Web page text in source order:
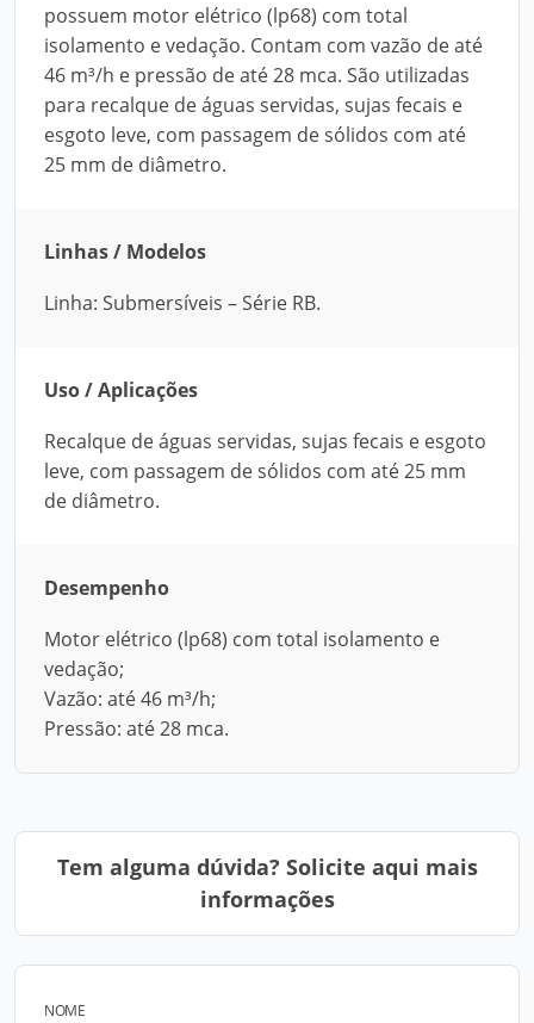
possuem motor elétrico (lp68) com total
isolamento e vedação. Contam com vazão de até
46 m³/h e pressão de até 28 mca. São utilizadas
para recalque de águas servidas, sujas fecais e
esgoto leve, com passagem de sólidos com até
25 mm de diâmetro.
Linhas / Modelos
Linha: Submersíveis – Série RB.
Uso / Aplicações
Recalque de águas servidas, sujas fecais e esgoto
leve, com passagem de sólidos com até 25 mm
de diâmetro.
Desempenho
Motor elétrico (lp68) com total isolamento e
vedação;
Vazão: até 46 m³/h;
Pressão: até 28 mca.
Tem alguma dúvida? Solicite aqui mais
informações
NOME